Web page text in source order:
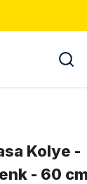
Kolye -
- 60 cm